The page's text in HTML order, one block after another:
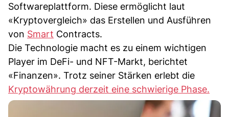
Softwareplattform. Diese ermöglicht laut
«Kryptovergleich» das Erstellen und Ausführen
von Smart Contracts.
Die Technologie macht es zu einem wichtigen
Player im DeFi- und NFT-Markt, berichtet
«Finanzen». Trotz seiner Stärken erlebt die
Kryptowährung derzeit eine schwierige Phase.